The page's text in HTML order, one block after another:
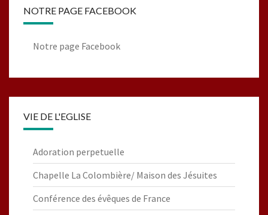
NOTRE PAGE FACEBOOK
Notre page Facebook
VIE DE L'EGLISE
Adoration perpetuelle
Chapelle La Colombière/ Maison des Jésuites
Conférence des évêques de France